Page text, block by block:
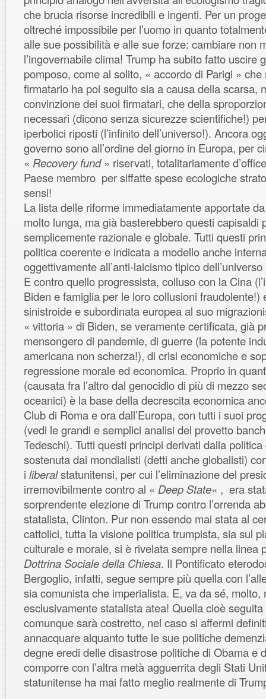
che brucia risorse incredibili e ingenti. Per un
oltreché impossibile per l’uomo in quanto
alle sue possibilità e alle sue forze: cambiare non
l’ingovernabile clima! Trump ha subito fatto uscire
pomposo, come al solito, « accordo di Parigi »
firmatario ha poi seguito sia a causa della scarsa,
convinzione dei suoi firmatari, che della
necessari (dicono senza sicurezze scientifiche!)
iperbolici riposti (l’infinito dell’universo!). Ancora
governo sono all’ordine del giorno in Europa, per
« Recovery fund» riservati, totalitariamente
Paese membro per siffatte spese ecologiche
sensi!
La lista delle riforme immediatamente apportate
molto lunga, ma già basterebbero questi capisaldi
semplicemente razionale e globale. Tutti questi
politica coerente e indicata a modello anche
oggettivamente all’anti-laicismo tipico
E contro quello progressista, colluso con la Cina
Biden e famiglia per le loro collusioni fraudolente!)
sinistroide e subordinata europea al suo
« vittoria » di Biden, se veramente certificata, già
mensongero di pandemie, di guerre (la potente
americana non scherza!), di crisi economiche e
regressione morale ed economica. Proprio in
(causata fra l’altro dal genocidio di più di mezzo
oceanici) è la base della decrescita economica
Club di Roma e ora dall’Europa, con tutti i suoi
(vedi le grandi e semplici analisi del provetto
Tedeschi). Tutti questi principi derivati dalla
sostenuta dai mondialisti (detti anche globalisti)
i liberalstatunitensi, per cui l’eliminazione del
irremovibilmente contro al « Deep State« , era
sorprendente elezione di Trump contro l’orrenda
statalista, Clinton. Pur non essendo mai stata al
cattolici, tutta la visione politica trumpista, sia sul
culturale e morale, si è rivelata sempre nella linea
Dottrina Sociale della Chiesa. Il Pontificato
Bergoglio, infatti, segue sempre più quella con
sia comunista che imperialista. E, va da sé, molto,
esclusivamente statalista atea! Quella cioè
comunque sarà costretto, nel caso si affermi
annacquare alquanto tutte le sue politiche
degne eredi delle disastrose politiche di Obama e
comporre con l’altra metà agguerrita degli Stati
statunitense ha mai fatto meglio realmente di